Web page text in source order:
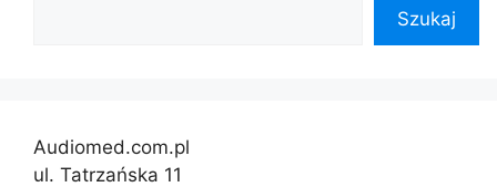
Szukaj
Audiomed.com.pl
ul. Tatrzańska 11